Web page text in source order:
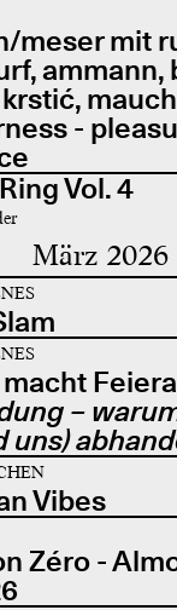
meser mit
ammann,
-
Vol. 4
März 2026
macht
–
uns)
Vibes
Zéro -